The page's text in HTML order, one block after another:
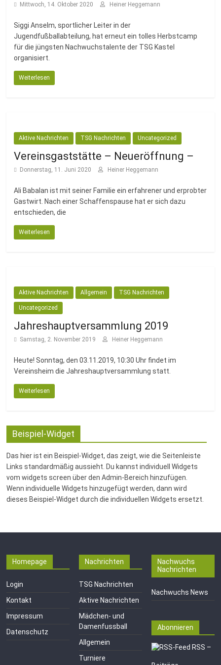
Mittwoch, 14. Oktober 2020 Heiner Heggemann
Siggi Anselm, sportlicher Leiter in der
Jugendfußballabteilung, hat erneut ein tolles Herbstcamp
für die jüngsten Nachwuchstalente der TSG Kastel
organisiert.
Weiterlesen
Aktive Nachrichten TSG Nachrichten Uncategorized
Vereinsgaststätte – Neueröffnung –
Donnerstag, 11. Juni 2020 Heiner Heggemann
Ali Babalan ist mit seiner Familie ein erfahrener und erprobter
Gastwirt. Nach einer Schaffenspause hat er sich dazu
entschieden, die
Weiterlesen
Aktive Nachrichten Allgemein TSG Nachrichten
Uncategorized
Jahreshauptversammlung 2019
Samstag, 2. November 2019 Heiner Heggemann
Heute! Sonntag, den 03.11.2019, 10:30 Uhr findet im
Vereinsheim die Jahreshauptversammlung statt.
Weiterlesen
Beispiel-Widget
Das hier ist ein Beispiel-Widget, das zeigt, wie die Seitenleiste
Links standardmäßig aussieht. Du kannst individuell Widgets
vom widgets screen über den Admin-Bereich hinzufügen.
Wenn individuelle Widgets hinzugefügt werden, dann wird
dieses Beispiel-Widget durch die individuellen Widgets ersetzt.
Homepage
Login
Kontakt
Impressum
Datenschutz
Nachrichten
TSG Nachrichten
Aktive Nachrichten
Mädchen- und
Damenfussball
Allgemein
Turniere
Nachwuchs
Nachrichten
Nachwuchs News
Abonnieren
RSS –